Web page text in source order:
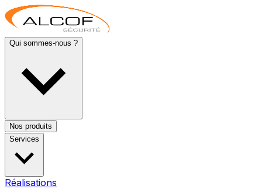
Qui sommes-nous ?
Nos produits
Services
Réalisations